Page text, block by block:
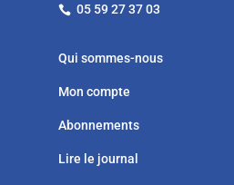
 05 59 27 37 03
Qui sommes-nous
Mon compte
Abonnements
Lire le journal